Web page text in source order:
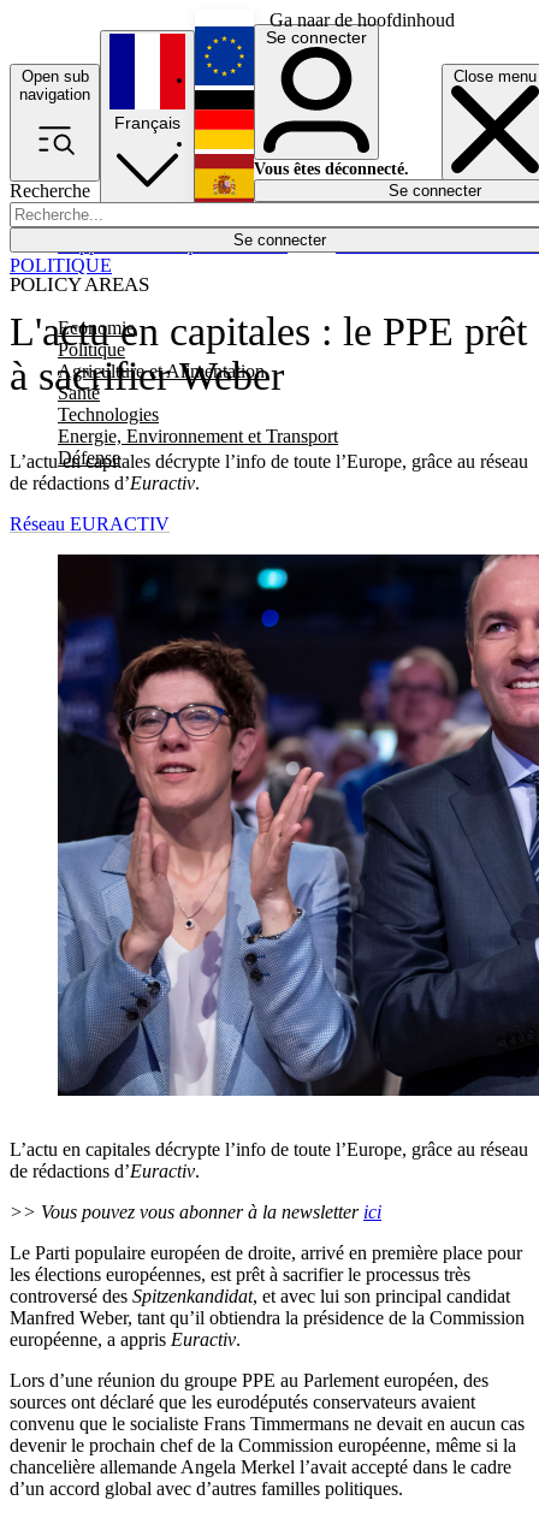
Ga naar de hoofdinhoud
Open sub
navigation
Close menu
Recherche
Se connecter
POLICY AREAS
Economie
Politique
Agriculture et Alimentation
Santé
Technologies
Energie, Environnement et Transport
Défense
Économie
Français
English
Deutsch
Español
Se connecter
Vous êtes déconnecté.
Se connecter
L'actu en capitales : le PPE prêt
à sacrifier Weber
L’actu en capitales décrypte l’info de toute l’Europe, grâce au réseau
de rédactions d’Euractiv.
POLITIQUE
Réseau EURACTIV
L’actu en capitales décrypte l’info de toute l’Europe, grâce au réseau
de rédactions d’Euractiv.
>> Vous pouvez vous abonner à la newsletter ici
Le Parti populaire européen de droite, arrivé en première place pour
les élections européennes, est prêt à sacrifier le processus très
controversé des Spitzenkandidat, et avec lui son principal candidat
Manfred Weber, tant qu’il obtiendra la présidence de la Commission
européenne, a appris Euractiv.
Lors d’une réunion du groupe PPE au Parlement européen, des
sources ont déclaré que les eurodéputés conservateurs avaient
convenu que le socialiste Frans Timmermans ne devait en aucun cas
devenir le prochain chef de la Commission européenne, même si la
chancelière allemande Angela Merkel l’avait accepté dans le cadre
d’un accord global avec d’autres familles politiques.